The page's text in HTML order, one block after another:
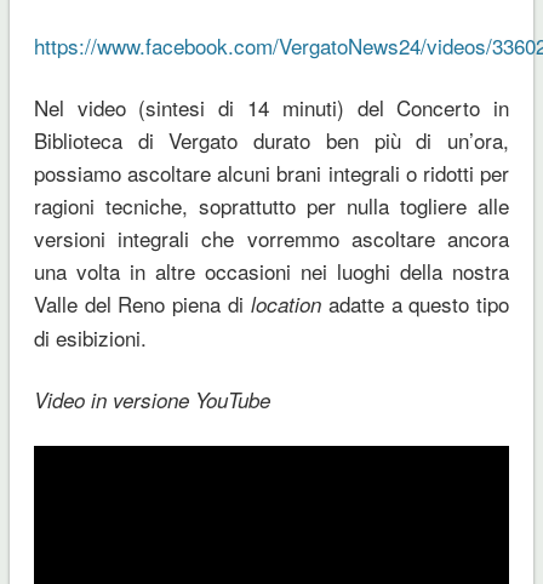
https://www.facebook.com/VergatoNews24/videos/
Nel video (sintesi di 14 minuti) del Concerto in
Biblioteca di Vergato durato ben più di un’ora,
possiamo ascoltare alcuni brani integrali o ridotti per
ragioni tecniche, soprattutto per nulla togliere alle
versioni integrali che vorremmo ascoltare ancora
una volta in altre occasioni nei luoghi della nostra
Valle del Reno piena di locationadatte a questo tipo
di esibizioni.
Video in versione YouTube